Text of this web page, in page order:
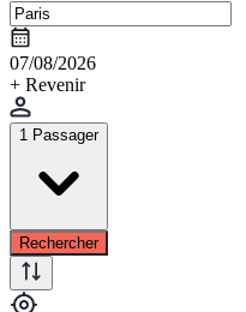
07/08/2026
+ Revenir
1 Passager
Rechercher